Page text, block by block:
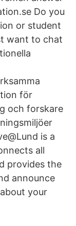
Do you
or student
want to chat
för
och forskare
is a
all
provides the
announce
your